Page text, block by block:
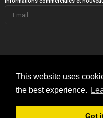
This website uses
the best experience.
Got